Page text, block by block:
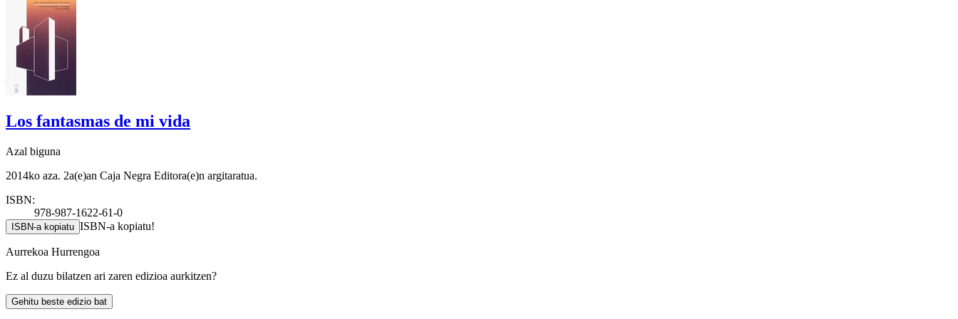
Los fantasmas de mi vida
Azal biguna
2014ko aza. 2a(e)an Caja Negra Editora(e)n argitaratua.
ISBN:
978-987-1622-61-0
ISBN-a kopiatu ISBN-a kopiatu!
Aurrekoa Hurrengoa
Ez al duzu bilatzen ari zaren edizioa aurkitzen?
Gehitu beste edizio bat